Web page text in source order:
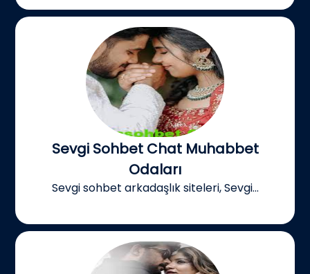
Sevgi Sohbet Chat Muhabbet
Odaları
Sevgi sohbet arkadaşlık siteleri, Sevgi...